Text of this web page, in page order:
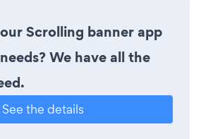
Scrolling banner app
We have all the
See the details